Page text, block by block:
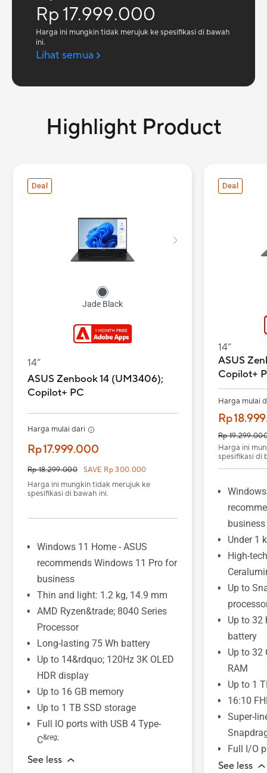
Rp 17.999.000
Harga ini mungkin tidak merujuk ke spesifikasi di bawah
ini.
Lihat semua
Highlight Product
Deal
Jade Black
14”
ASUS Zenbook 14 (UM3406);
Copilot+ PC
Harga mulai dari
Rp 17.999.000
Rp 18.299.000 SAVE Rp 300.000
Harga ini mungkin tidak merujuk ke
spesifikasi di bawah ini.
Windows 11 Home - ASUS
recommends Windows 11 Pro for
business
Thin and light: 1.2 kg, 14.9 mm
AMD Ryzen&trade; 8040 Series
Processor
Long-lasting 75 Wh battery
Up to 14&rdquo; 120Hz 3K OLED
HDR display
Up to 16 GB memory
Up to 1 TB SSD storage
Full IO ports with USB 4 Type-
C&reg;
See less
Deal
14”
ASUS
Copilot+
Harga mulai
Rp
Rp
Harga ini
spesifikasi di
business
Under 1
High-
Up to
Up to 32
battery
Up to 32
RAM
Up to 1
16:10
Super-
Full I/O
See less